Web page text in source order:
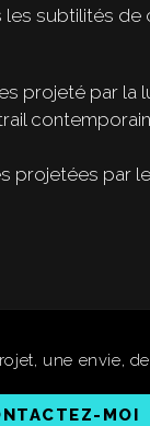
les subtilités de
projetées par
une envie,
MOI